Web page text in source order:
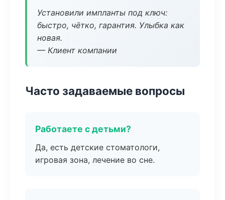
Установили импланты под ключ:
быстро, чётко, гарантия. Улыбка как
новая.
— Клиент компании
Часто задаваемые вопросы
Работаете с детьми?
Да, есть детские стоматологи,
игровая зона, лечение во сне.